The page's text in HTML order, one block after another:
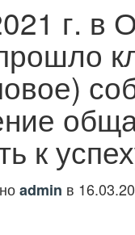
г. в
к
admin в